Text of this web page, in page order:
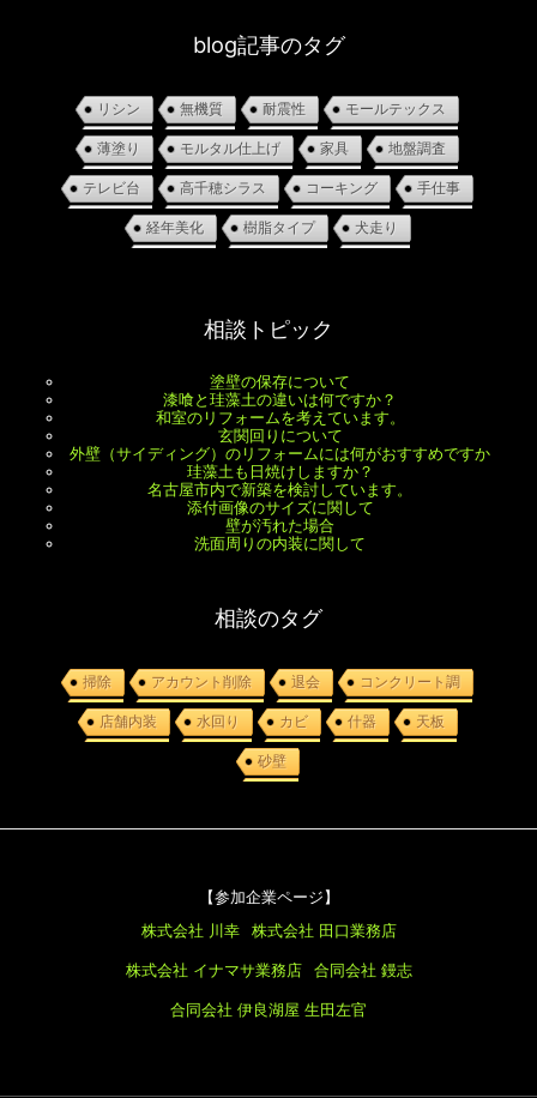
blog記事のタグ
リシン 無機質 耐震性 モールテックス
薄塗り モルタル仕上げ 家具 地盤調査
テレビ台 高千穂シラス コーキング 手仕事
経年美化 樹脂タイプ 犬走り
相談トピック
塗壁の保存について
漆喰と珪藻土の違いは何ですか？
和室のリフォームを考えています。
玄関回りについて
外壁（サイディング）のリフォームには何がおすすめですか
珪藻土も日焼けしますか？
名古屋市内で新築を検討しています。
添付画像のサイズに関して
壁が汚れた場合
洗面周りの内装に関して
相談のタグ
掃除 アカウント削除 退会 コンクリート調
店舗内装 水回り カビ 什器 天板
砂壁
【参加企業ページ】
株式会社 川幸
株式会社 田口業務店
株式会社 イナマサ業務店 合同会社 鏝志
合同会社 伊良湖屋 生田左官